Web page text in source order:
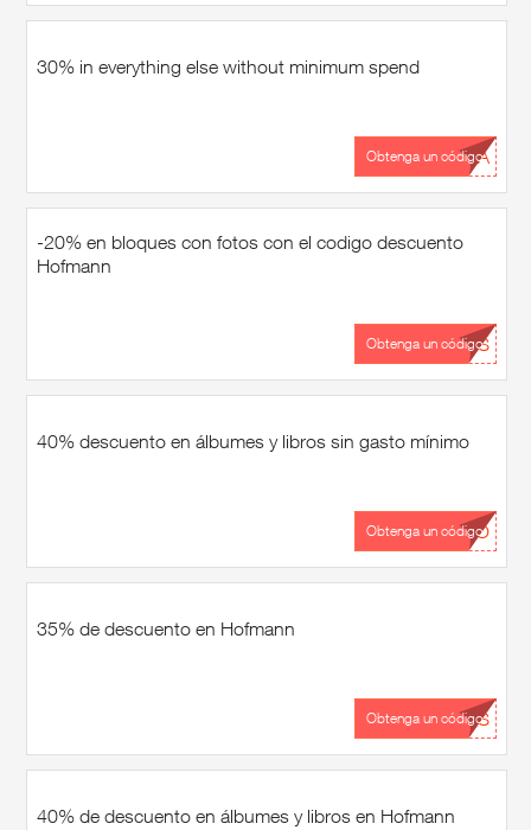
30% in everything else without minimum spend
...IA
Obtenga un código
-20% en bloques con fotos con el codigo descuento
Hofmann
...OS
Obtenga un código
40% descuento en álbumes y libros sin gasto mínimo
...YO
Obtenga un código
35% de descuento en Hofmann
...OS
Obtenga un código
40% de descuento en álbumes y libros en Hofmann